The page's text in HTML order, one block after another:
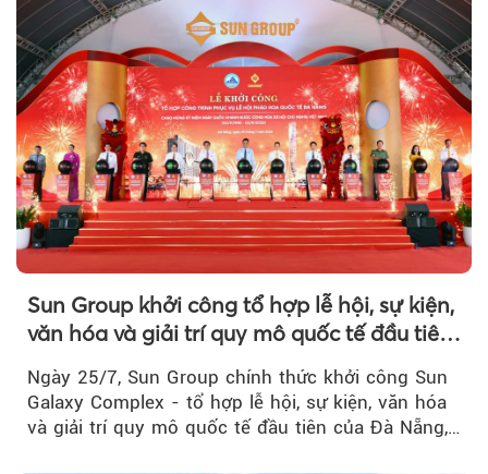
Sun Group khởi công tổ hợp lễ hội, sự kiện,
văn hóa và giải trí quy mô quốc tế đầu tiên
Ngày 25/7, Sun Group chính thức khởi công Sun
Galaxy Complex - tổ hợp lễ hội, sự kiện, văn hóa
và giải trí quy mô quốc tế đầu tiên của Đà Nẵng,…